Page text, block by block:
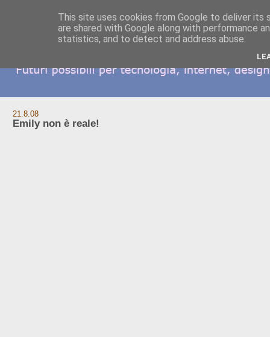
21.8.08
Emily non è reale!
This site uses cookies from Google to deliver its
are shared with Google along with performance
statistics, and to detect and address abuse.